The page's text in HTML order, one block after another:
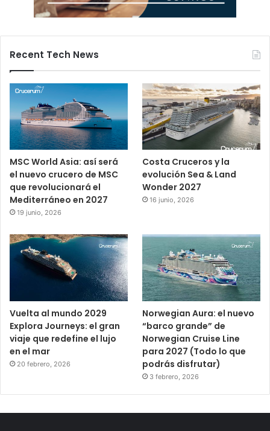
Recent Tech News
MSC World Asia: así será
el nuevo crucero de MSC
que revolucionará el
Mediterráneo en 2027
19 junio, 2026
Costa Cruceros y la
evolución Sea & Land
Wonder 2027
16 junio, 2026
Vuelta al mundo 2029
Explora Journeys: el gran
viaje que redefine el lujo
en el mar
20 febrero, 2026
Norwegian Aura: el nuevo
“barco grande” de
Norwegian Cruise Line
para 2027 (Todo lo que
podrás disfrutar)
3 febrero, 2026